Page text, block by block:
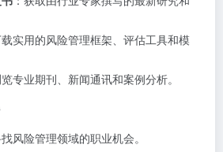
载实用的风险管理框架、评估工具和模
览专业期刊、新闻通讯和案例分析。
找风险管理领域的职业机会。